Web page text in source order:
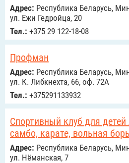
Адрес: Республика Беларусь,
ул. Ежи Гедройца, 20
Тел.: +375 29 122-18-08
Профман
Адрес: Республика Беларусь,
ул. К. Либкнехта, 66, оф. 72А
Тел.: +375291133932
Спортивный клуб для
самбо, карате, вольная
Адрес: Республика Беларусь,
ул. Нёманская, 7